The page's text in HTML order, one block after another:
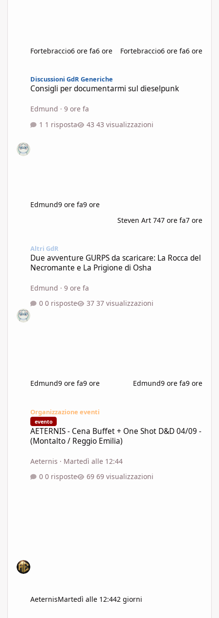
Fortebraccio6 ore fa6 ore Fortebraccio6 ore fa6 ore
Discussioni GdR Generiche
Consigli per documentarmi sul dieselpunk
Edmund ·9 ore fa
1 risposta
43 visualizzazioni
Edmund9 ore fa9 ore
Steven Art 747 ore fa7 ore
Altri GdR
Due avventure GURPS da scaricare: La Rocca del
Necromante e La Prigione di Osha
Edmund ·9 ore fa
0 risposte
37 visualizzazioni
Edmund9 ore fa9 ore Edmund9 ore fa9 ore
Organizzazione eventi
evento
AETERNIS - Cena Buffet + One Shot D&D 04/09 -
(Montalto / Reggio Emilia)
Aeternis · Martedì alle 12:44
0 risposte
69 visualizzazioni
AeternisMartedì alle 12:442 giorni